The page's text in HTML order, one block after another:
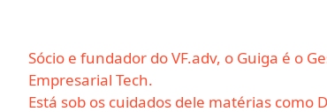
Sócio e fundador do VF.adv, o Guiga é o
Empresarial Tech.
Está sob os cuidados dele matérias como